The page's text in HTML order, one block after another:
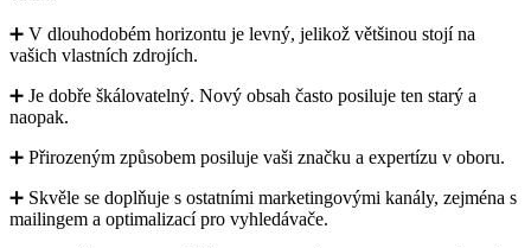
➕ V dlouhodobém horizontu je levný, jelikož většinou stojí na
vašich vlastních zdrojích.
➕ Je dobře škálovatelný. Nový obsah často posiluje ten starý a
naopak.
➕ Přirozeným způsobem posiluje vaši značku a expertízu v oboru.
➕ Skvěle se doplňuje s ostatními marketingovými kanály, zejména s
mailingem a optimalizací pro vyhledávače.